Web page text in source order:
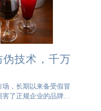
技术，千万
，长期以来备受假冒
了正规企业的品牌形